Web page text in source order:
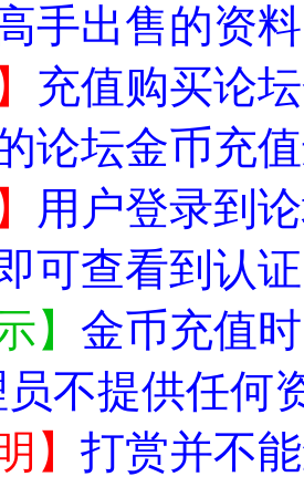
手出售的资
充值购买论
论坛金币充
用户登录到
可查看到认
】 金币充值
不提供任何
】 打赏并不